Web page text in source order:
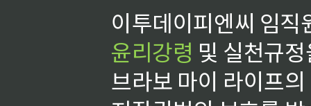
이투데이피엔씨 임
윤리강령 및 실천규
브라보 마이 라이프